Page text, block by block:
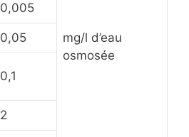
mg/l d’eau
osmosée
0,005
0,05
0,1
2